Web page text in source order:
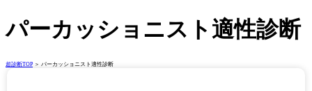
パーカッショニスト適性診断
超診断TOP ＞ パーカッショニスト適性診断